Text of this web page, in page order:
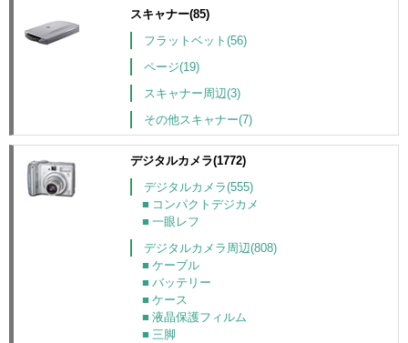
スキャナー(85)
フラットベット(56)
ページ(19)
スキャナー周辺(3)
その他スキャナー(7)
デジタルカメラ(1772)
デジタルカメラ(555)
コンパクトデジカメ
一眼レフ
デジタルカメラ周辺(808)
ケーブル
バッテリー
ケース
液晶保護フィルム
三脚